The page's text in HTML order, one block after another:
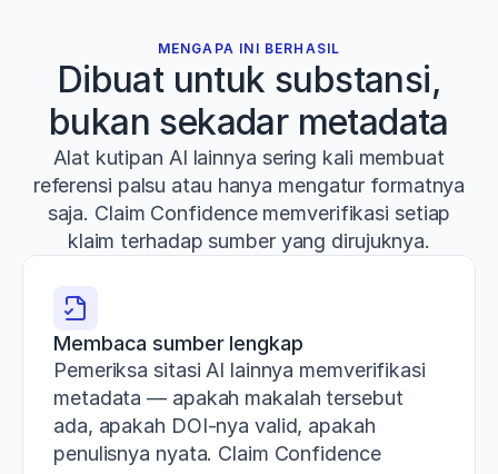
MENGAPA INI BERHASIL
Dibuat untuk substansi,
bukan sekadar metadata
Alat kutipan AI lainnya sering kali membuat
referensi palsu atau hanya mengatur formatnya
saja. Claim Confidence memverifikasi setiap
klaim terhadap sumber yang dirujuknya.
Membaca sumber lengkap
Pemeriksa sitasi AI lainnya memverifikasi
metadata — apakah makalah tersebut
ada, apakah DOI-nya valid, apakah
penulisnya nyata. Claim Confidence